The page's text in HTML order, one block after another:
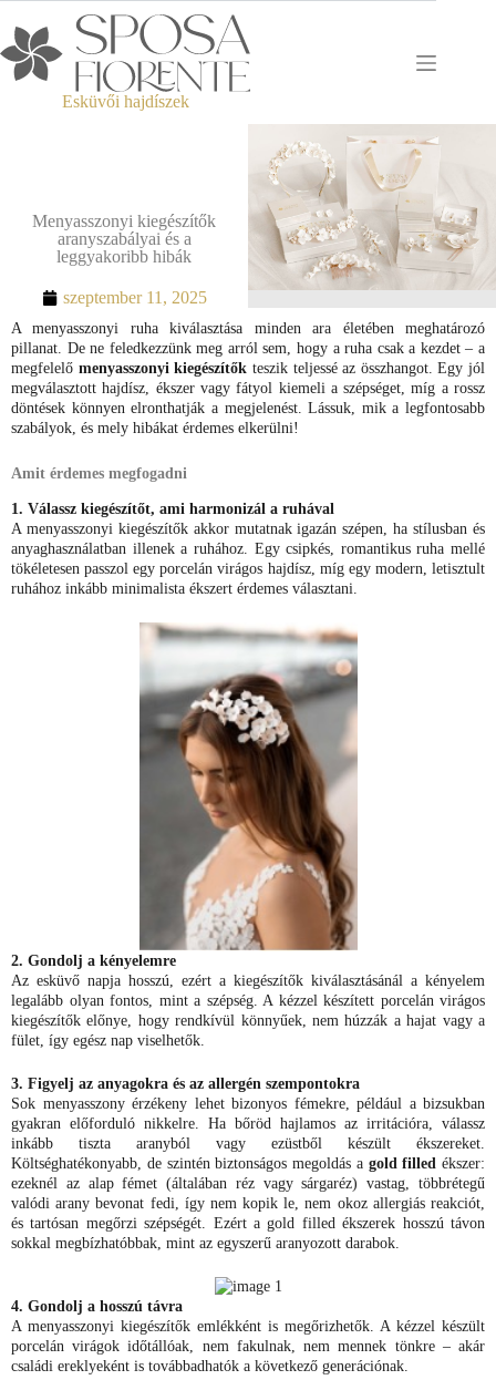
Esküvői hajdíszek
Menyasszonyi kiegészítők
aranyszabályai és a
leggyakoribb hibák
szeptember 11, 2025
A menyasszonyi ruha kiválasztása minden ara életében meghatározó
pillanat. De ne feledkezzünk meg arról sem, hogy a ruha csak a kezdet – a
megfelelő menyasszonyi kiegészítők teszik teljessé az összhangot. Egy jól
megválasztott hajdísz, ékszer vagy fátyol kiemeli a szépséget, míg a rossz
döntések könnyen elronthatják a megjelenést. Lássuk, mik a legfontosabb
szabályok, és mely hibákat érdemes elkerülni!
Amit érdemes megfogadni
1. Válassz kiegészítőt, ami harmonizál a ruhával
A menyasszonyi kiegészítők akkor mutatnak igazán szépen, ha stílusban és
anyaghasználatban illenek a ruhához. Egy csipkés, romantikus ruha mellé
tökéletesen passzol egy porcelán virágos hajdísz, míg egy modern, letisztult
ruhához inkább minimalista ékszert érdemes választani.
2. Gondolj a kényelemre
Az esküvő napja hosszú, ezért a kiegészítők kiválasztásánál a kényelem
legalább olyan fontos, mint a szépség. A kézzel készített porcelán virágos
kiegészítők előnye, hogy rendkívül könnyűek, nem húzzák a hajat vagy a
fület, így egész nap viselhetők.
3. Figyelj az anyagokra és az allergén szempontokra
Sok menyasszony érzékeny lehet bizonyos fémekre, például a bizsukban
gyakran előforduló nikkelre. Ha bőröd hajlamos az irritációra, válassz
inkább tiszta aranyból vagy ezüstből készült ékszereket.
Költséghatékonyabb, de szintén biztonságos megoldás a gold filled ékszer:
ezeknél az alap fémet (általában réz vagy sárgaréz) vastag, többrétegű
valódi arany bevonat fedi, így nem kopik le, nem okoz allergiás reakciót,
és tartósan megőrzi szépségét. Ezért a gold filled ékszerek hosszú távon
sokkal megbízhatóbbak, mint az egyszerű aranyozott darabok.
4. Gondolj a hosszú távra
A menyasszonyi kiegészítők emlékként is megőrizhetők. A kézzel készült
porcelán virágok időtállóak, nem fakulnak, nem mennek tönkre – akár
családi ereklyeként is továbbadhatók a következő generációnak.